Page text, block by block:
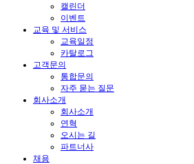
캘린더
이벤트
교육 및 서비스
교육일정
카탈로그
고객문의
통합문의
자주 묻는 질문
회사소개
회사소개
연혁
오시는 길
파트너사
채용